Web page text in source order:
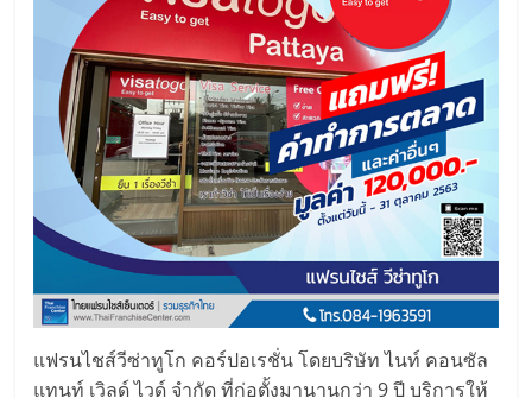
การ
ลงทุน
และ
ขยาย
สา
แฟรนไชส์วีซ่าทูโก คอร์ปอเรชั่น โดยบริษัท ไนท์ คอนซัล
แทนท์ เวิลด์ ไวด์ จำกัด ที่ก่อตั้งมานานกว่า 9 ปี บริการให้